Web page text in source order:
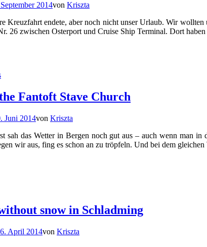
2014von Kriszta
endete, aber noch nicht unser Urlaub. Wir
26 zwischen Osterport und Cruise Ship Terminal. Dort
Fantoft Stave Church
Juni 2014von Kriszta
das Wetter in Bergen noch gut aus – auch wenn man
wir aus, fing es schon an zu tröpfeln. Und bei dem
snow in Schladming
6. April 2014von Kriszta